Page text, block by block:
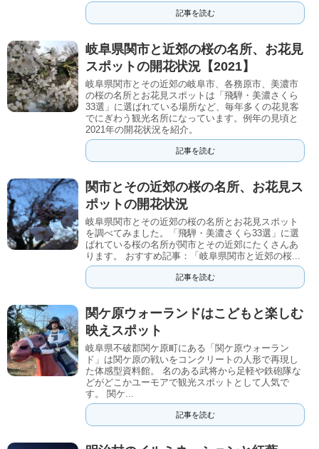
記事を読む
岐阜県関市と近郊の桜の名所、お花見
スポットの開花状況【2021】
岐阜県関市とその近郊の岐阜市、各務原市、美濃市
の桜の名所とお花見スポットは「飛騨・美濃さくら
33選」に選ばれている場所など、毎年多くの花見客
でにぎわう観光名所になっています。例年の見頃と
2021年の開花状況を紹介。
記事を読む
関市とその近郊の桜の名所、お花見ス
ポットの開花状況
岐阜県関市とその近郊の桜の名所とお花見スポット
を調べてみました。「飛騨・美濃さくら33選」に選
ばれている桜の名所が関市とその近郊にたくさんあ
ります。 おすすめ記事：「岐阜県関市と近郊の桜...
記事を読む
関ケ原ウォーランドはこどもと楽しむ
映えスポット
岐阜県不破郡関ケ原町にある「関ケ原ウォーラン
ド」は関ケ原の戦いをコンクリートの人形で再現し
た体感型資料館。 名のある武将から足軽や鉄砲隊な
どがどこかユーモアで観光スポットとして人気で
す。 関ケ...
記事を読む